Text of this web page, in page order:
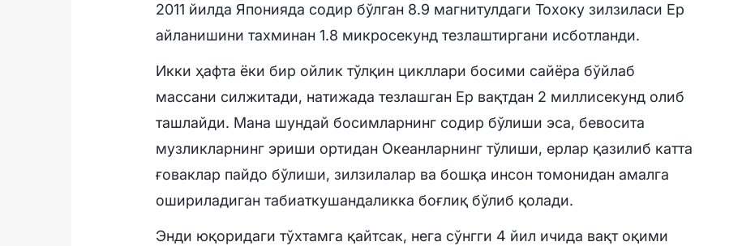
2011 йилда Японияда содир бўлган 8.9 магнитулдаги Тохоку зилзиласи Ер
айланишини тахминан 1.8 микросекунд тезлаштиргани исботланди.
Икки ҳафта ёки бир ойлик тўлқин цикллари босими сайёра бўйлаб
массани силжитади, натижада тезлашган Ер вақтдан 2 миллисекунд олиб
ташлайди. Мана шундай босимларнинг содир бўлиши эса, бевосита
музликларнинг эриши ортидан Океанларнинг тўлиши, ерлар қазилиб катта
ғоваклар пайдо бўлиши, зилзилалар ва бошқа инсон томонидан амалга
ошириладиган табиаткушандаликка боғлиқ бўлиб қолади.
Энди юқоридаги тўхтамга қайтсак, нега сўнгги 4 йил ичида вақт оқими